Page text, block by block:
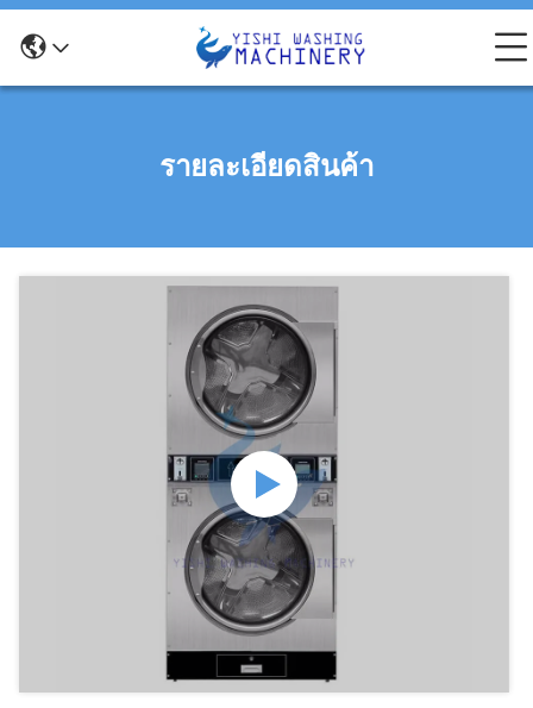
รายละเอียดสินค้า